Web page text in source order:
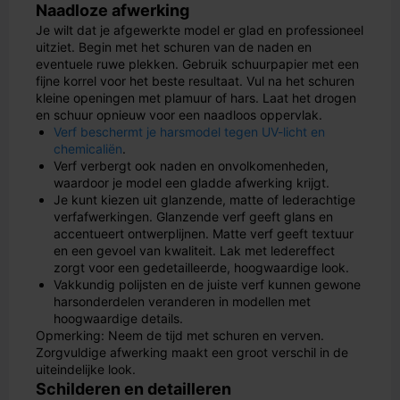
Naadloze afwerking
Je wilt dat je afgewerkte model er glad en professioneel
uitziet. Begin met het schuren van de naden en
eventuele ruwe plekken. Gebruik schuurpapier met een
fijne korrel voor het beste resultaat. Vul na het schuren
kleine openingen met plamuur of hars. Laat het drogen
en schuur opnieuw voor een naadloos oppervlak.
Verf beschermt je harsmodel tegen UV-licht en
chemicaliën.
Verf verbergt ook naden en onvolkomenheden,
waardoor je model een gladde afwerking krijgt.
Je kunt kiezen uit glanzende, matte of lederachtige
verfafwerkingen. Glanzende verf geeft glans en
accentueert ontwerplijnen. Matte verf geeft textuur
en een gevoel van kwaliteit. Lak met ledereffect
zorgt voor een gedetailleerde, hoogwaardige look.
Vakkundig polijsten en de juiste verf kunnen gewone
harsonderdelen veranderen in modellen met
hoogwaardige details.
Opmerking: Neem de tijd met schuren en verven.
Zorgvuldige afwerking maakt een groot verschil in de
uiteindelijke look.
Schilderen en detailleren